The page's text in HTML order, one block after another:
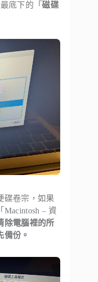
底下的「磁碟
碟卷宗，如果
– 資
除電腦裡的所
備份。